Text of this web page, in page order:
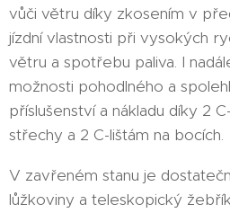
vůči větru díky zkosením v
jízdní vlastnosti při vysokých
větru a spotřebu paliva. I
možnosti pohodlného a
příslušenství a nákladu díky 2
střechy a 2 C-lištám na bocích.
V zavřeném stanu je
lůžkoviny a teleskopický